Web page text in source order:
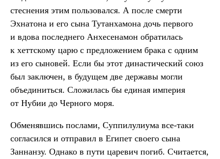
стеснения этим пользовался. А после смерти
Эхнатона и его сына Тутанхамона дочь первого
и вдова последнего Анхесенамон обратилась
к хеттскому царю с предложением брака с одним
из его сыновей. Если бы этот династический союз
был заключен, в будущем две державы могли
объединиться. Сложилась бы единая империя
от Нубии до Черного моря.
Обменявшись послами, Суппилулиума все-таки
согласился и отправил в Египет своего сына
Заннанзу. Однако в пути царевич погиб. Считается,